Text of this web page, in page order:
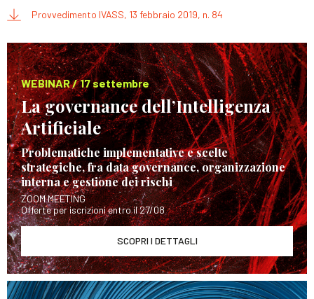
Provvedimento IVASS, 13 febbraio 2019, n. 84
WEBINAR / 17 settembre
La governance dell’Intelligenza
Artificiale
Problematiche implementative e scelte
strategiche, fra data governance, organizzazione
interna e gestione dei rischi
ZOOM MEETING
Offerte per iscrizioni entro il 27/08
SCOPRI I DETTAGLI